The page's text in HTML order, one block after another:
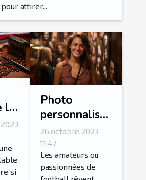
attirer...
la
si
Photo
personnalisée
: comment
personnalisé
sa photo avec
l’une de ses
26 octobre 2023
11:47
Les amateurs ou
passionnées de